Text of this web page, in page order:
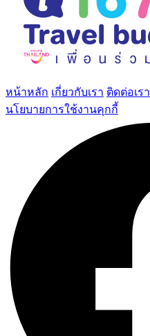
หน้าหลัก เกี่ยวกับเรา ติดต่อเรา
นโยบายการใช้งานคุกกี้